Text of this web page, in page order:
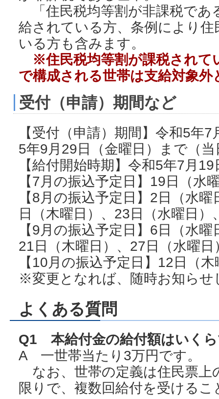
「住民税均等割が非課税であ
給されている方、条例により
いる方も含みます。
※住民税均等割が課税されて
で構成される世帯は支給対象外
受付（申請）期間など
【受付（申請）期間】令和5年
5年9月29日（金曜日）まで（
【給付開始時期】令和5年7月
【7月の振込予定日】19日（
【8月の振込予定日】2日（水
日（木曜日）、23日（水曜日）
【9月の振込予定日】6日（水
21日（木曜日）、27日（水曜日
【10月の振込予定日】12日（
※変更となれば、随時お知らせ
よくある質問
Q1 本給付金の給付額はいく
A 一世帯当たり3万円です。
なお、世帯の定義は住民票上
限りで、複数回給付を受ける